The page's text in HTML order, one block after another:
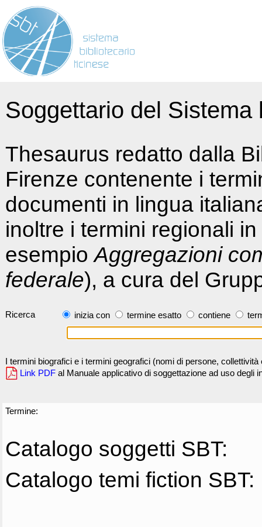
Soggettario del
Thesaurus redatto dalla
Firenze contenente i
documenti in lingua
inoltre i termini regionali
esempioAggregazioni
federale), a cura del
Ricerca inizia con termine esatto contiene
I termini biografici e i termini geografici (nomi di persone,
Link PDF al Manuale applicativo di soggettazione ad uso degli
Termine:
Catalogo soggetti SBT:
Catalogo temi fiction SBT: